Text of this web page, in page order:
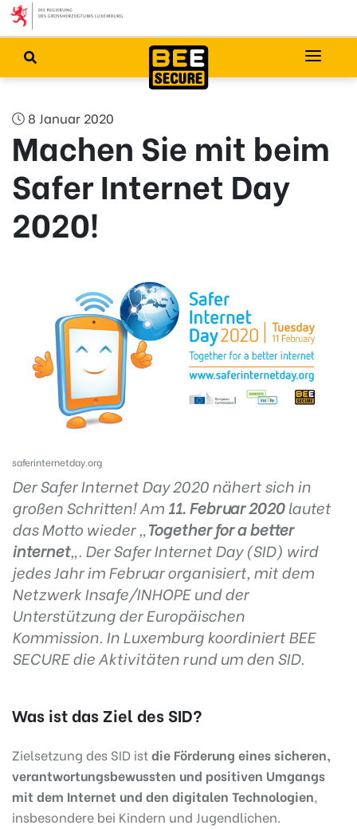
8 Januar 2020
Machen Sie mit beim
Safer Internet Day
2020!
saferinternetday.org
Der Safer Internet Day 2020 nähert sich in
großen Schritten! Am 11. Februar 2020lautet
das Motto wieder „Together for a better
internet„. Der Safer Internet Day (SID) wird
jedes Jahr im Februar organisiert, mit dem
Netzwerk Insafe/INHOPE und der
Unterstützung der Europäischen
Kommission. In Luxemburg koordiniert BEE
SECURE die Aktivitäten rund um den SID.
Was ist das Ziel des SID?
Zielsetzung des SID istdie Förderung eines sicheren,
verantwortungsbewussten und positiven Umgangs
mit dem Internet und den digitalen Technologien,
insbesondere bei Kindern und Jugendlichen.